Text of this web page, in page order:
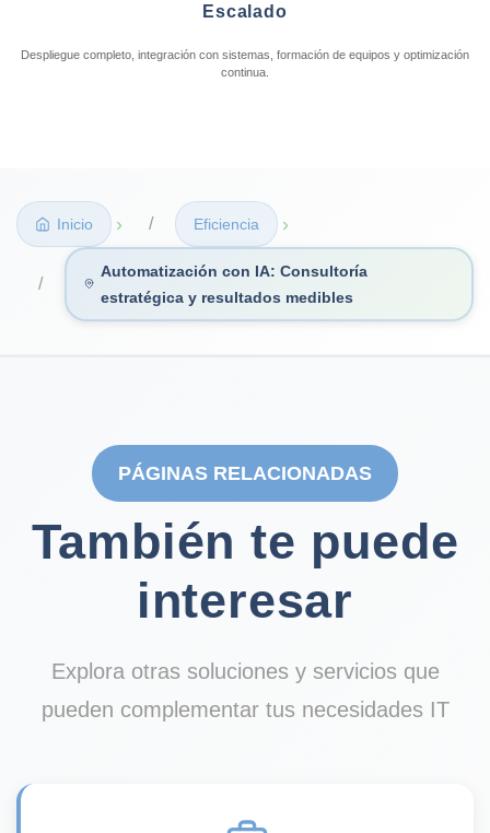
Escalado
Despliegue completo, integración con sistemas, formación de equipos y optimización
continua.
Inicio › Eficiencia ›
Automatización con IA: Consultoría
estratégica y resultados medibles
PÁGINAS RELACIONADAS
También te puede
interesar
Explora otras soluciones y servicios que
pueden complementar tus necesidades IT